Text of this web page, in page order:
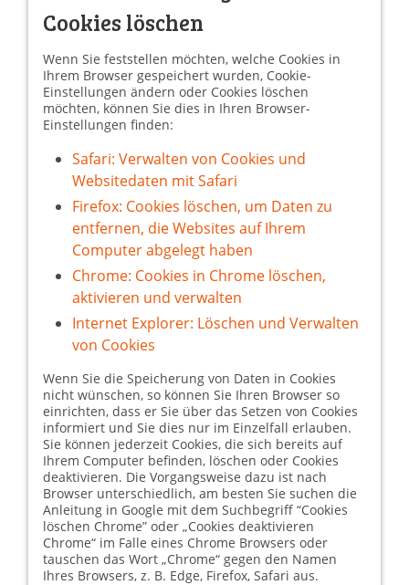
Cookies löschen
Wenn Sie feststellen möchten, welche Cookies in
Ihrem Browser gespeichert wurden, Cookie-
Einstellungen ändern oder Cookies löschen
möchten, können Sie dies in Ihren Browser-
Einstellungen finden:
Safari: Verwalten von Cookies und
Websitedaten mit Safari
Firefox: Cookies löschen, um Daten zu
entfernen, die Websites auf Ihrem
Computer abgelegt haben
Chrome: Cookies in Chrome löschen,
aktivieren und verwalten
Internet Explorer: Löschen und Verwalten
von Cookies
Wenn Sie die Speicherung von Daten in Cookies
nicht wünschen, so können Sie Ihren Browser so
einrichten, dass er Sie über das Setzen von Cookies
informiert und Sie dies nur im Einzelfall erlauben.
Sie können jederzeit Cookies, die sich bereits auf
Ihrem Computer befinden, löschen oder Cookies
deaktivieren. Die Vorgangsweise dazu ist nach
Browser unterschiedlich, am besten Sie suchen die
Anleitung in Google mit dem Suchbegriff “Cookies
löschen Chrome” oder „Cookies deaktivieren
Chrome“ im Falle eines Chrome Browsers oder
tauschen das Wort „Chrome“ gegen den Namen
Ihres Browsers, z. B. Edge, Firefox, Safari aus.